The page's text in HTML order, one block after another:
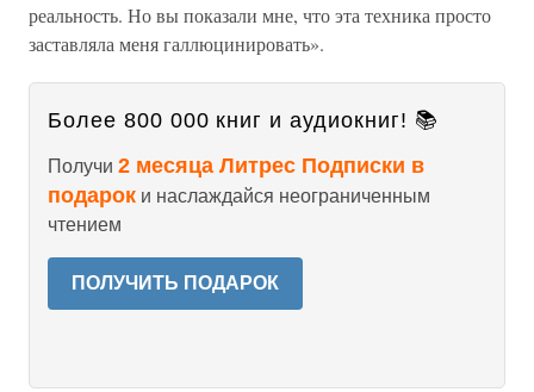
реальность. Но вы показали мне, что эта техника просто
заставляла меня галлюцинировать».
Более 800 000 книг и аудиокниг! 📚
Получи 2 месяца Литрес Подписки в
подарок и наслаждайся неограниченным
чтением
ПОЛУЧИТЬ ПОДАРОК